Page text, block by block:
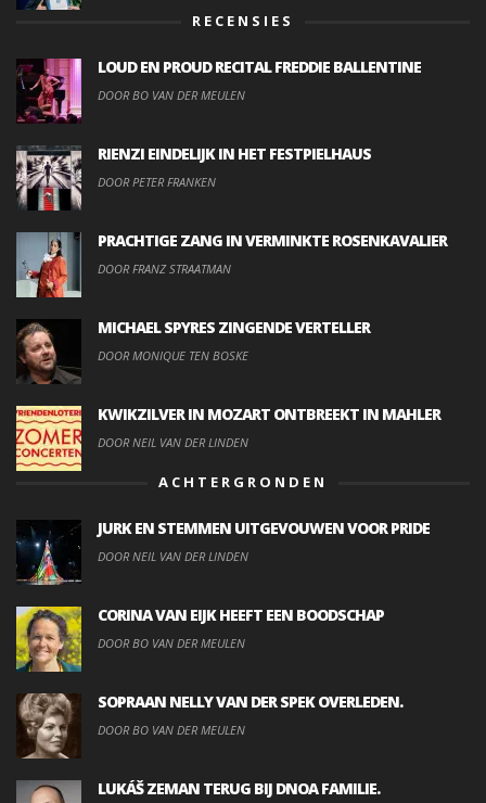
RECENSIES
LOUD EN PROUD RECITAL FREDDIE BALLENTINE
DOOR BO VAN DER MEULEN
RIENZI EINDELIJK IN HET FESTPIELHAUS
DOOR PETER FRANKEN
PRACHTIGE ZANG IN VERMINKTE ROSENKAVALIER
DOOR FRANZ STRAATMAN
MICHAEL SPYRES ZINGENDE VERTELLER
DOOR MONIQUE TEN BOSKE
KWIKZILVER IN MOZART ONTBREEKT IN MAHLER
DOOR NEIL VAN DER LINDEN
ACHTERGRONDEN
JURK EN STEMMEN UITGEVOUWEN VOOR PRIDE
DOOR NEIL VAN DER LINDEN
CORINA VAN EIJK HEEFT EEN BOODSCHAP
DOOR BO VAN DER MEULEN
SOPRAAN NELLY VAN DER SPEK OVERLEDEN.
DOOR BO VAN DER MEULEN
LUKÁŠ ZEMAN TERUG BIJ DNOA FAMILIE.